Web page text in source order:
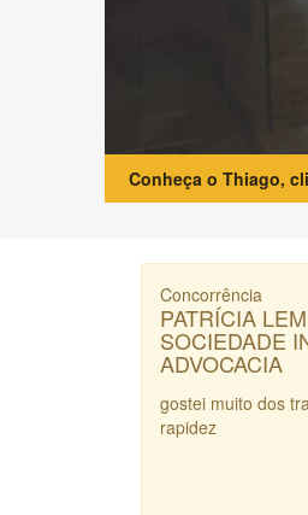
Conheça o Thiago,
Concorrência
PATRÍCIA
SOCIEDADE
ADVOCACIA
gostei muito dos
rapidez